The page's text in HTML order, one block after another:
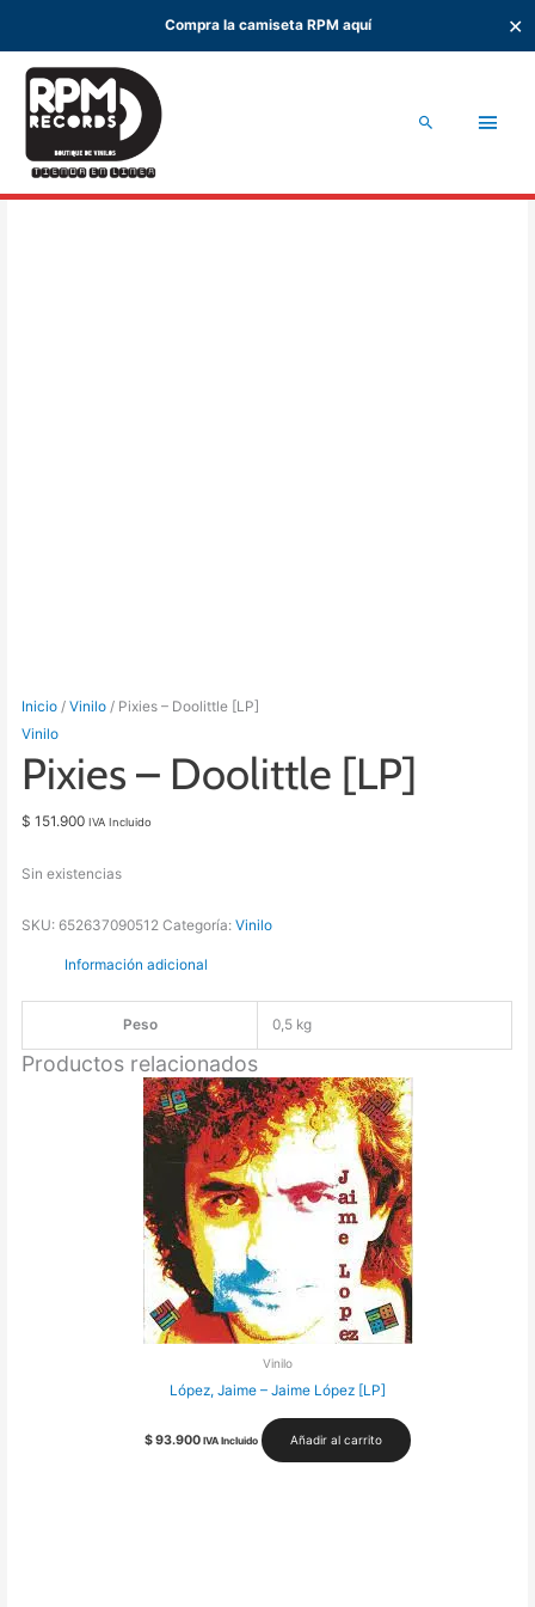
Compra la camiseta RPM aquí ✕
contenido
Buscar
Inicio /Vinilo / Pixies – Doolittle [LP]
Vinilo
Pixies – Doolittle [LP]
$ 151.900 IVA Incluido
Sin existencias
SKU:652637090512 Categoría:Vinilo
Información adicional
Peso 0,5 kg
Productos relacionados
Vinilo
López, Jaime – Jaime López [LP]
$93.900 IVA Incluido Añadir al carrito